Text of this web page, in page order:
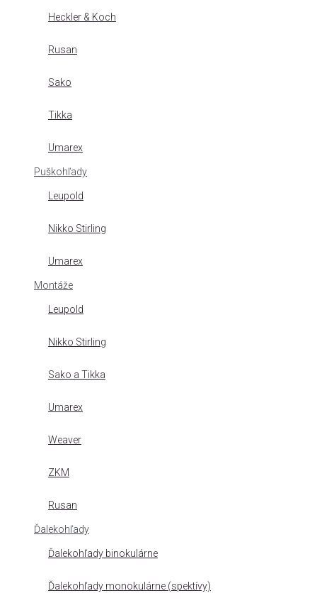
Heckler & Koch
Rusan
Sako
Tikka
Umarex
Puškohľady
Leupold
Nikko Stirling
Umarex
Montáže
Leupold
Nikko Stirling
Sako a Tikka
Umarex
Weaver
ZKM
Rusan
Ďalekohľady
Ďalekohľady binokulárne
Ďalekohľady monokulárne (spektívy)